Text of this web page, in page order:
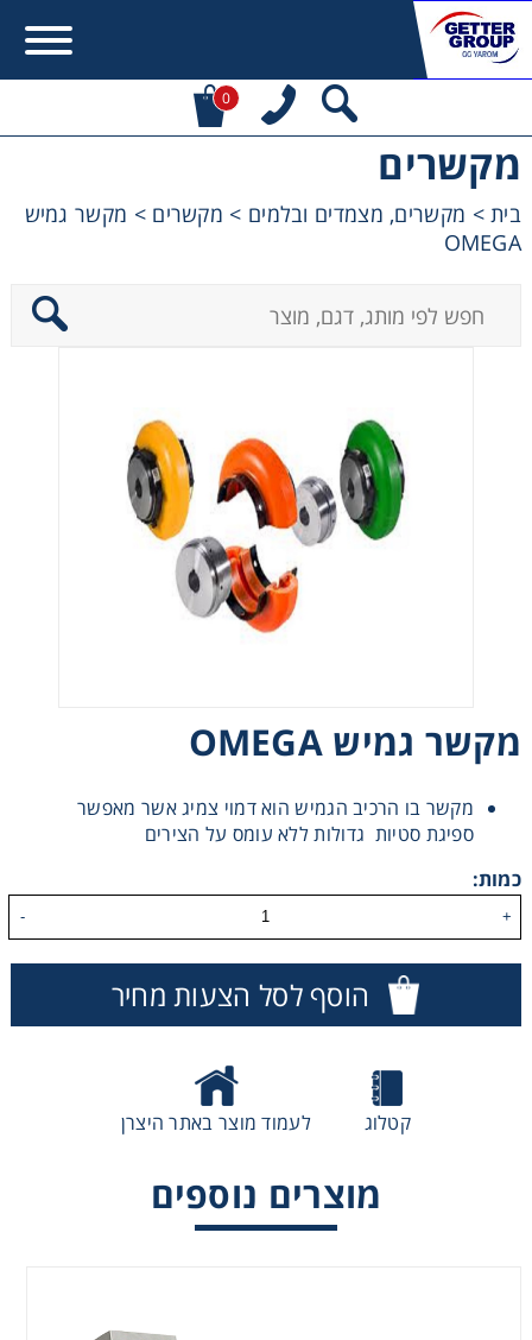
0
מקשרים
בית> מקשרים, מצמדים ובלמים > מקשרים > מקשר גמיש
OMEGA
מקשר גמיש OMEGA
מקשר בו הרכיב הגמיש הוא דמוי צמיג אשר מאפשר
ספיגת סטיות גדולות ללא עומס על הצירים
כמות:
+
-
הוסף לסל הצעות מחיר
קטלוג לעמוד מוצר באתר היצרן
מוצרים נוספים
Contact form not found.
מעונין לקבל הצעת מחיר או מידע עבור:
מקשרים, מצמדים ובלמים
מיסבים ובתי מיסב
שרשראות, גלגלי שרשרת וגלגלי שיניים
רצועות וי, רצועות תזמון וגלגלים
פיקוד ובקרה
רשתות ואביזרי מסוע